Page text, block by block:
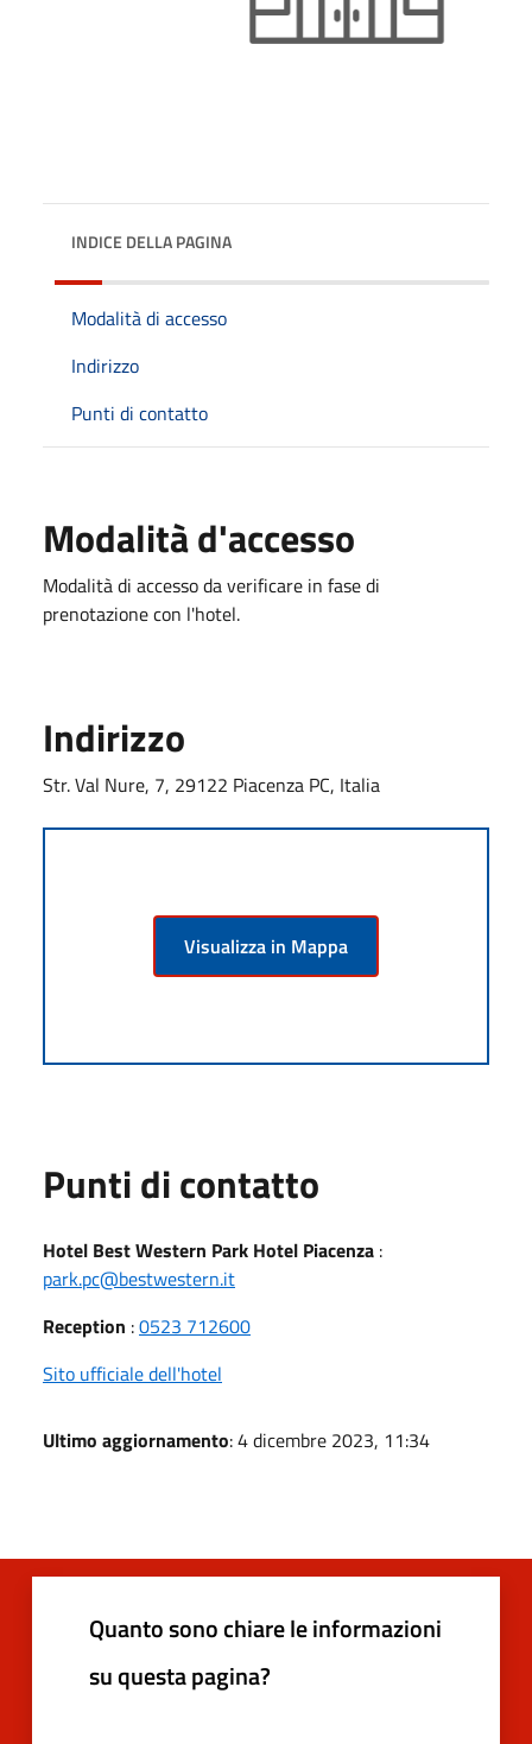
INDICE DELLA PAGINA
Modalità di accesso
Indirizzo
Punti di contatto
Modalità d'accesso
Modalità di accesso da verificare in fase di
prenotazione con l'hotel.
Indirizzo
Str. Val Nure, 7, 29122 Piacenza PC, Italia
Visualizza in Mappa
Punti di contatto
Hotel Best Western Park Hotel Piacenza :
park.pc@bestwestern.it
Reception :0523 712600
Sito ufficiale dell'hotel
Ultimo aggiornamento: 4 dicembre 2023, 11:34
Quanto sono chiare le informazioni
su questa pagina?